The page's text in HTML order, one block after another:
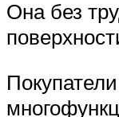
Она без